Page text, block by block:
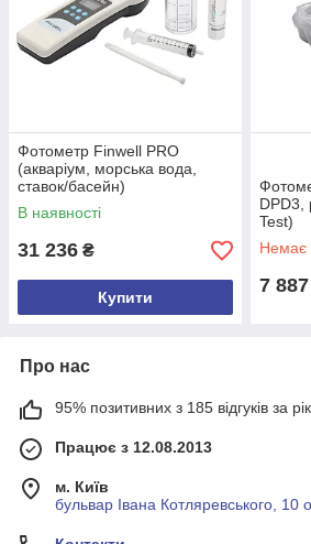
Фотометр Finwell PRO
(акваріум, морська вода,
ставок/басейн)
В наявності
31 236 ₴
Купити
DPD3,
Test)
Немає
7 887
Про нас
95% позитивних з 185 відгуків за рік
Працює з 12.08.2013
м. Київ
бульвар Івана Котляревського, 10